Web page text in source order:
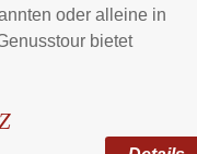
oder alleine in
bietet